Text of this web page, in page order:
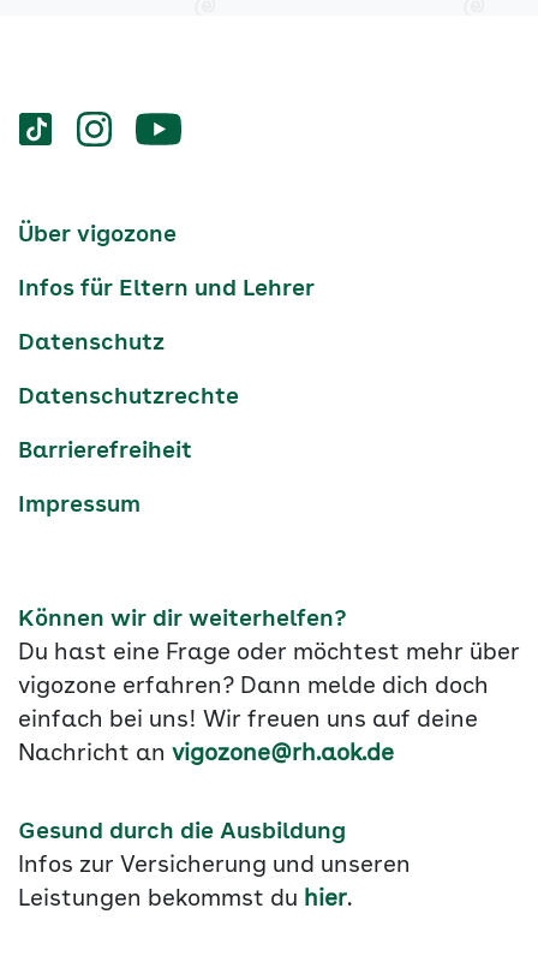
Services
Social-
vigozone.de
vigozone.devigozone.de
Services-
Über vigozone
Infos für Eltern und Lehrer
Datenschutz
Datenschutzrechte
Barrierefreiheit
Impressum
Können wir dir weiterhelfen?
Du hast eine Frage oder möchtest mehr über
vigozone erfahren? Dann melde dich doch
einfach bei uns! Wir freuen uns auf deine
Nachricht an vigozone@rh.aok.de
Gesund durch die Ausbildung
Infos zur Versicherung und unseren
Leistungen bekommst du hier.